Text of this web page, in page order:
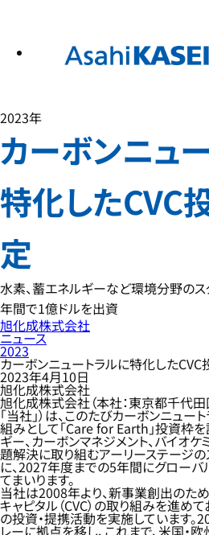
2023年
カーボンニュ
特化したCVC
定
水素、蓄エネルギーなど環境分野の
年間で1億ドルを出資
旭化成株式会社
ニュース
2023
カーボンニュートラルに特化した
2023年4月10日
旭化成株式会社
旭化成株式会社（本社：東京都千代田
「当社」）は、このたびカーボンニュ
組みとして「Care for Earth」投資枠を
ギー、カーボンマネジメント、バイオ
題解決に取り組むアーリーステージ
に、2027年度までの5年間にグロー
てまいります。
当社は2008年より、新事業創出のた
キャピタル（CVC）の取り組みを進め
の投資・提携活動を実施しています。
レーに拠点を移し、これまで、米国・